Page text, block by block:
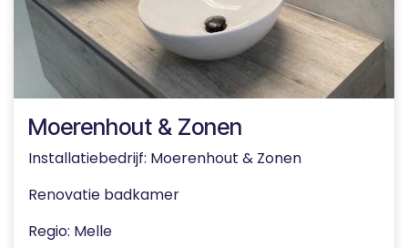
Moerenhout & Zonen
Installatiebedrijf: Moerenhout & Zonen
Renovatie badkamer
Regio: Melle